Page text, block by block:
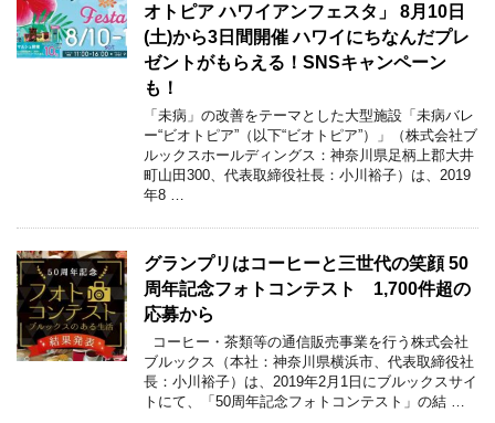
オトピア ハワイアンフェスタ」 8月10日
(土)から3日間開催 ハワイにちなんだプレ
ゼントがもらえる！SNSキャンペーン
も！
「未病」の改善をテーマとした大型施設「未病バレ
ー“ビオトピア”（以下“ビオトピア”）」（株式会社ブ
ルックスホールディングス：神奈川県足柄上郡大井
町山田300、代表取締役社長：小川裕子）は、2019
年8 …
グランプリはコーヒーと三世代の笑顔 50
周年記念フォトコンテスト 1,700件超の
応募から
コーヒー・茶類等の通信販売事業を行う株式会社
ブルックス（本社：神奈川県横浜市、代表取締役社
長：小川裕子）は、2019年2月1日にブルックスサイ
トにて、「50周年記念フォトコンテスト」の結 …